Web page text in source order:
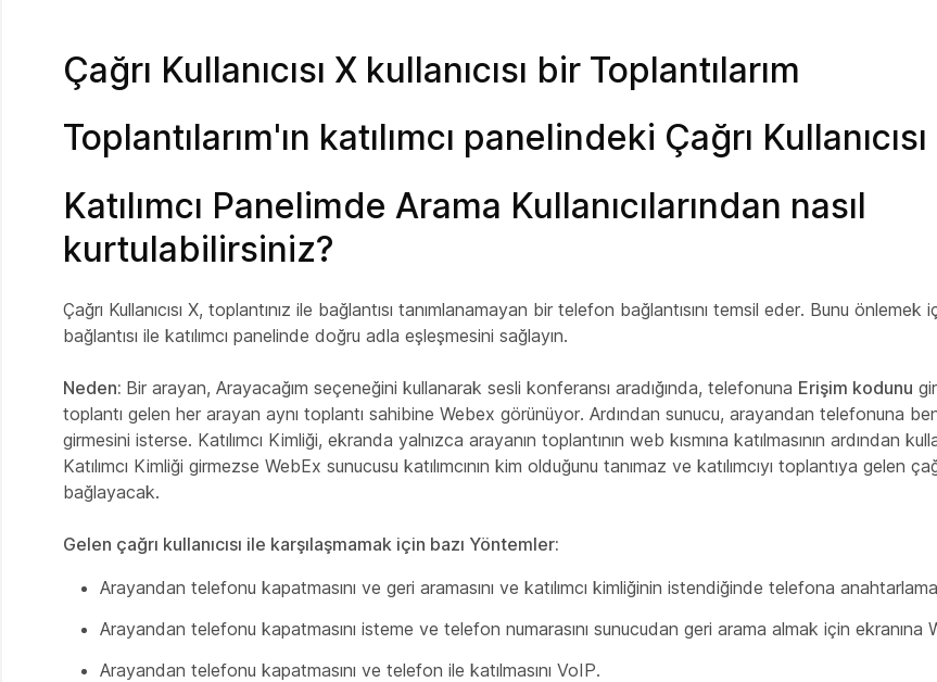
Çağrı Kullanıcısı X kullanıcısı bir Toplantılarım
Toplantılarım'ın katılımcı panelindeki Çağrı
Katılımcı Panelimde Arama Kullanıcılarından nasıl
kurtulabilirsiniz?
Çağrı Kullanıcısı X, toplantınız ile bağlantısı tanımlanamayan bir telefon bağlantısını temsil eder. Bunu
bağlantısı ile katılımcı panelinde doğru adla eşleşmesini sağlayın.
Neden: Bir arayan, Arayacağım seçeneğini kullanarak sesli konferansı aradığında, telefonuna Erişim kodunu
toplantı gelen her arayan aynı toplantı sahibine Webex görünüyor. Ardından sunucu, arayandan telefonuna
girmesini isterse. Katılımcı Kimliği, ekranda yalnızca arayanın toplantının web kısmına katılmasının ardından
Katılımcı Kimliği girmezse WebEx sunucusu katılımcının kim olduğunu tanımaz ve katılımcıyı toplantıya gelen
bağlayacak.
Gelen çağrı kullanıcısı ile karşılaşmamak için bazı Yöntemler:
Arayandan telefonu kapatmasını ve geri aramasını ve katılımcı kimliğinin istendiğinde telefona
Arayandan telefonu kapatmasını isteme ve telefon numarasını sunucudan geri arama almak için ekranına
Arayandan telefonu kapatmasını ve telefon ile katılmasını VoIP.